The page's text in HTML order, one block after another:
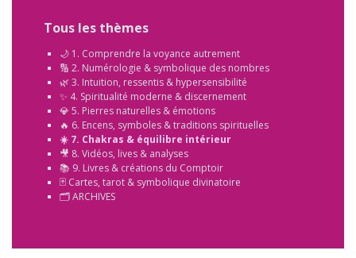
Tous les thèmes
🌙 1. Comprendre la voyance autrement
🔢 2. Numérologie & symbolique des nombres
🌿 3. Intuition, ressentis & hypersensibilité
✨ 4. Spiritualité moderne & discernement
💎 5. Pierres naturelles & émotions
🔥 6. Encens, symboles & traditions spirituelles
☀️ 7. Chakras & équilibre intérieur
🎥 8. Vidéos, lives & analyses
📚 9. Livres & créations du Comptoir
🃏 Cartes, tarot & symbolique divinatoire
🗂️ ARCHIVES